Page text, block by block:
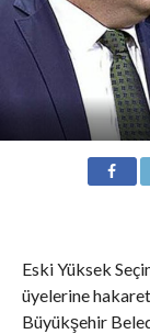
Eski Yüksek
üyelerine
Büyükşehir